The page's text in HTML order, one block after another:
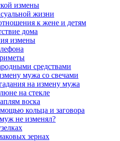
измены
жизни
к жене и детям
дома
измены
средствами
мужа со свечами
на измену мужа
на стекле
воска
кольца и заговора
не изменял?
зернах